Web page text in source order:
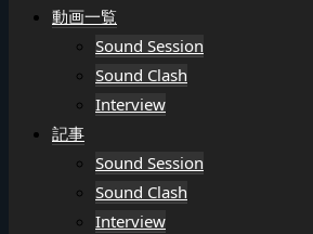
動画一覧
Sound Session
Sound Clash
Interview
記事
Sound Session
Sound Clash
Interview